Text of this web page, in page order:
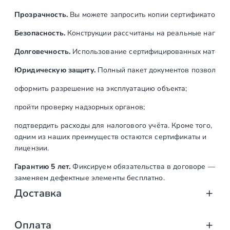
Прозрачность.Вы можете запросить копии сертификатов
Безопасность.Конструкции рассчитаны на реальные
Долговечность. Использование сертифицированных
Юридическую защиту.Полный пакет документов позволяет:
оформить разрешение на эксплуатацию объекта;
пройти проверку надзорных органов;
подтвердить расходы для налогового учёта. Кроме того,
одним из наших преимуществ остаются сертификаты и
лицензии.
Гарантию 5 лет. Фиксируем обязательства в договоре —
заменяем дефектные элементы бесплатно.
Доставка
Доставка от «СтаирсПром»: аккуратно,
Оплата